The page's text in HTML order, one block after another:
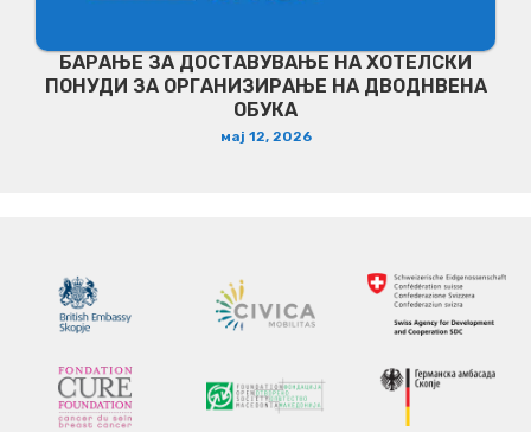
БАРАЊЕ ЗА ДОСТАВУВАЊЕ НA ХОТЕЛСКИ
ПОНУДИ ЗА ОРГАНИЗИРАЊЕ НА ДВОДНВЕНА
ОБУКА
мај 12, 2026